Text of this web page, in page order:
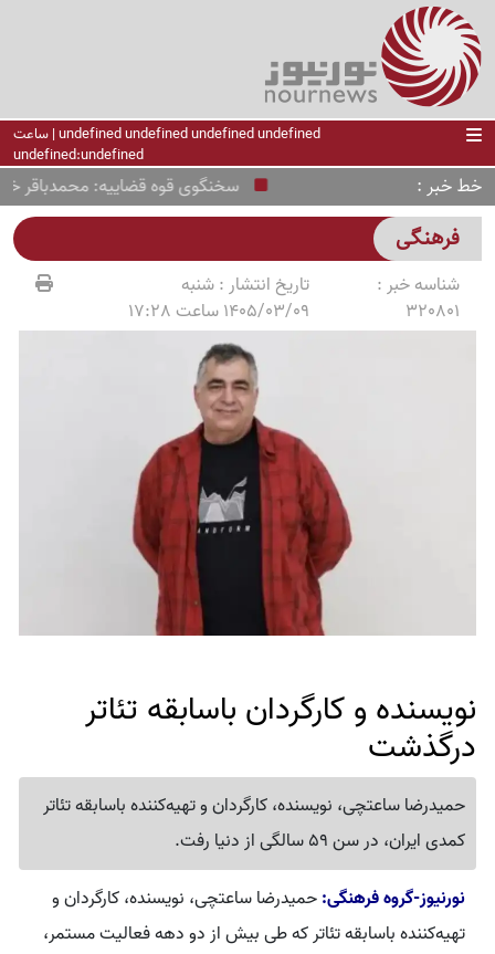
undefined undefined undefined undefined | ساعت
undefined:undefined
خط خبر سخنگوی قوه قضاییه: محمدباقر خرازی
فرهنگی
شناسه خبر :
320801
تاریخ انتشار :شنبه
1405/03/09 ساعت 17:28
نویسنده و کارگردان باسابقه تئاتر
درگذشت
حمیدرضا ساعتچی، نویسنده، کارگردان و تهیه‌کننده باسابقه تئاتر
کمدی ایران، در سن 59 سالگی از دنیا رفت.
نورنیوز-گروه فرهنگی:حمیدرضا ساعتچی، نویسنده، کارگردان و
تهیه‌کننده باسابقه تئاتر که طی بیش از دو دهه فعالیت مستمر،